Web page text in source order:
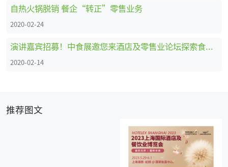
自热火锅脱销 餐企“转正”零售业务
2020-02-24
演讲嘉宾招募！中食展邀您来酒店及零售业论坛探索食品饮料行业新走向！
2020-02-14
推荐图文